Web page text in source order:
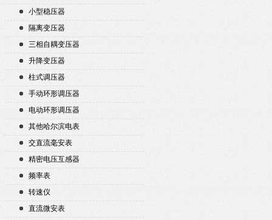
小型稳压器
隔离变压器
三相自耦变压器
升降变压器
柱式调压器
手动环形调压器
电动环形调压器
其他哈尔滨电表
交直流毫安表
精密电压互感器
频率表
转速仪
直流微安表